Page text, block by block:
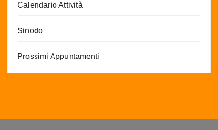
Calendario Attività
Sinodo
Prossimi Appuntamenti